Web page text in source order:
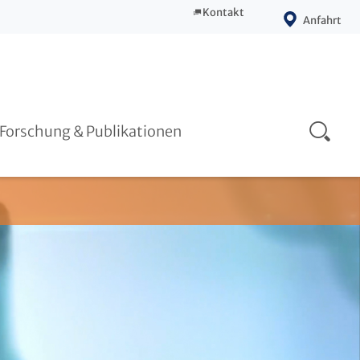
Kontakt
Anfahrt
Forschung & Publikationen